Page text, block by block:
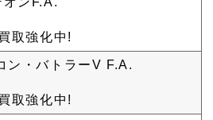
取強化中!
ン・バトラーV F.A.
取強化中!